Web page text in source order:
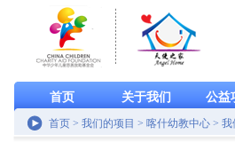
首页 关于我们 公益
首页 > 我们的项目 > 喀什幼教中心 >